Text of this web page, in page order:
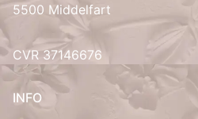
5500 Middelfart
CVR 37146676
INFO